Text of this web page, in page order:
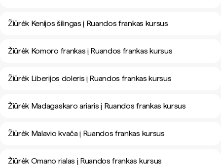
Žiūrėk Kenijos šilingas į Ruandos frankas kursus
Žiūrėk Komoro frankas į Ruandos frankas kursus
Žiūrėk Liberijos doleris į Ruandos frankas kursus
Žiūrėk Madagaskaro ariaris į Ruandos frankas kursus
Žiūrėk Malavio kvača į Ruandos frankas kursus
Žiūrėk Omano rialas į Ruandos frankas kursus